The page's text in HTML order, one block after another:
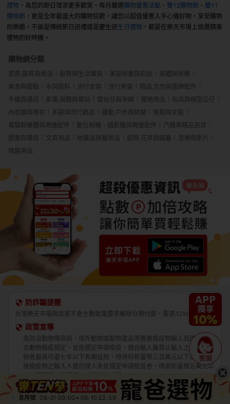
禮物 ，為您的節日增添更多歡笑。每月嚴選購物優惠活動 、 雙12購物節 、 雙11
購物節 ，更是全年最盛大的購物狂歡，讓您以超值優惠入手心儀好物，享受購物
的樂趣。不論是傳統節日送禮還是慶生送生日禮物 ，都是在樂天市場上挑選精美
禮物的好時機。
購物網分類
家具,寢具與衛浴 廚房與生活雜貨 美容保養與彩妝
美體與保健
美食與甜點
水與飲料 流行女裝 流行男裝
精品,包包與服飾配件
手機與通訊
家電,視聽與電玩 嬰幼兒與孕婦 寵物用品
玩具與模型公仔
內衣類與睡衣
手錶與流行飾品 運動,戶外與休閒
男鞋與女鞋
電腦軟硬體與周邊配件
數位相機、攝影機與周邊配件
汽機車精品百貨
圖書與雜誌
文具用品 收藏品與藝術品 庭院,花草與園藝
音樂與影片
情趣用品
防詐騙提醒
台灣樂天市場與店家不會主動致電要求解除分期付款、要求ATM轉帳。
政策宣導
為防治動物傳染病，境外動物或動物產品等應施檢疫物輸入我國，應符
合動物檢疫規定，並依規定申請檢疫。擅自輸入屬禁止輸入之應施檢疫
物者最高可處七年以下有期徒刑，得併科新臺幣三百萬元以下罰金。應
施檢疫物之輸入人或代理人未依規定申請檢疫者，得處新臺幣五萬元以
境外商品不得隨貨贈送應施檢疫物。
收件人違反動物傳染病防治條例第三十四條第三項規定，未將郵遞寄送